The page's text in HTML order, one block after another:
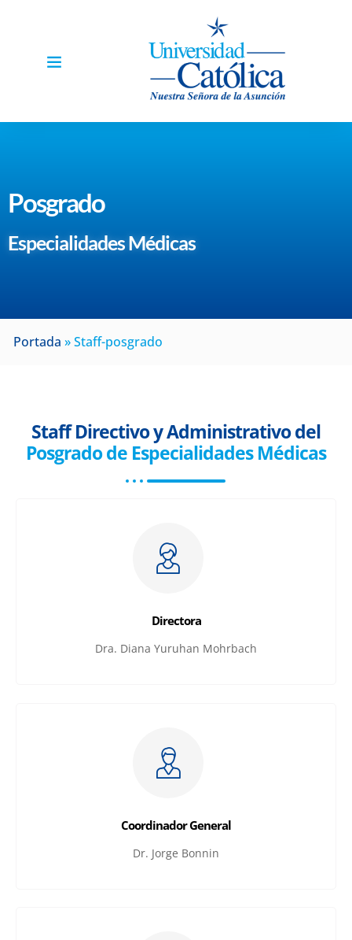
Posgrado
Especialidades Médicas
Portada »Staff-posgrado
Staff Directivo y Administrativo del
Posgrado de Especialidades Médicas
Directora
Dra. Diana Yuruhan Mohrbach
Coordinador General
Dr. Jorge Bonnin